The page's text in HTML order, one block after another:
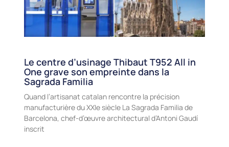
Le centre d’usinage Thibaut T952 All in
One grave son empreinte dans la
Sagrada Familia
Quand l’artisanat catalan rencontre la précision
manufacturière du XXIe siècle La Sagrada Familia de
Barcelona, chef-d’œuvre architectural d’Antoni Gaudí
inscrit